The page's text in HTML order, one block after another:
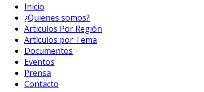
Inicio
¿Quienes somos?
Articulos Por Región
Artículos por Tema
Documentos
Eventos
Prensa
Contacto